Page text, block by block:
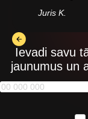
Juris K.
Ievadi savu
jaunumus un